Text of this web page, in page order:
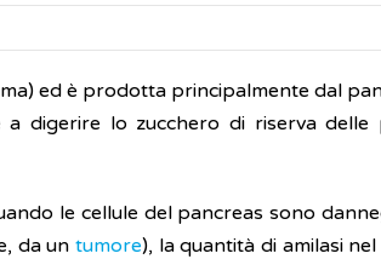
ed è prodotta principalmente dal
digerire lo zucchero di riserva delle
le cellule del pancreas sono
da un tumore), la quantità di amilasi